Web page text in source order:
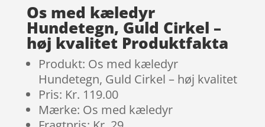
Os med kæledyr
Hundetegn, Guld Cirkel –
høj kvalitet Produktfakta
Produkt: Os med kæledyr
Hundetegn, Guld Cirkel – høj kvalitet
Pris: Kr. 119.00
Mærke: Os med kæledyr